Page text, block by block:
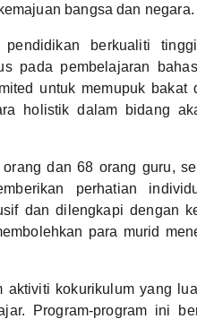
bangsa dan negara.
berkualiti
pada pembelajaran
untuk memupuk bakat
holistik dalam bidang
dan 68 orang guru,
perhatian
dan dilengkapi dengan
para murid
kokurikulum yang
Program-program ini